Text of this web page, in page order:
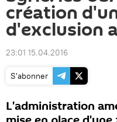
création
d'exclusion
23:01 15.04.2016
S'abonner
L'administration